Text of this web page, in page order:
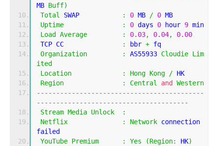
MB Buff)
Total
SWAP : 0 MB / 0 MB
Uptime
: 0 days 0 hour 9 min
Load Average : 0.03, 0.04,
0.00
TCP CC
: bbr + fq
Organization
: AS55933 Cloudie Lim
ited
Location
: Hong Kong / HK
Region
: Central and Western
-------------------------------------------
---------------------------------------
Stream Media Unlock
:
Netflix
: Network connection
failed
YouTube Premium : Yes (Region: HK)